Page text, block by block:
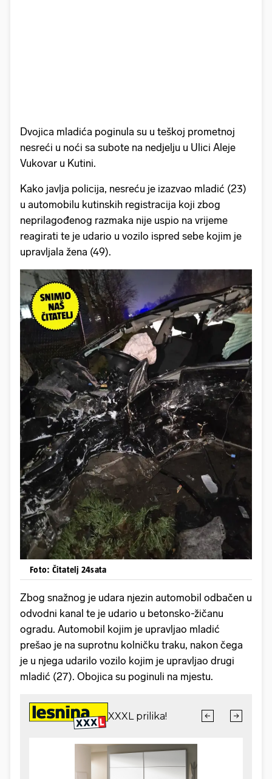
Dvojica mladića poginula su u teškoj prometnoj
nesreći u noći sa subote na nedjelju u Ulici Aleje
Vukovar u Kutini.
Kako javlja policija, nesreću je izazvao mladić (23)
u automobilu kutinskih registracija koji zbog
neprilagođenog razmaka nije uspio na vrijeme
reagirati te je udario u vozilo ispred sebe kojim je
upravljala žena (49).
Foto: Čitatelj 24sata
Zbog snažnog je udara njezin automobil odbačen u
odvodni kanal te je udario u betonsko-žičanu
ogradu. Automobil kojim je upravljao mladić
prešao je na suprotnu kolničku traku, nakon čega
je u njega udarilo vozilo kojim je upravljao drugi
mladić (27). Obojica su poginuli na mjestu.